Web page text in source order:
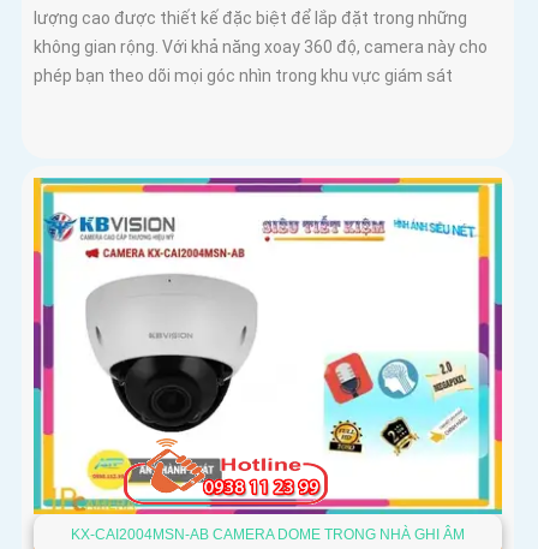
lượng cao được thiết kế đặc biệt để lắp đặt trong những
không gian rộng. Với khả năng xoay 360 độ, camera này cho
phép bạn theo dõi mọi góc nhìn trong khu vực giám sát
KX-CAI2004MSN-AB CAMERA DOME TRONG NHÀ GHI ÂM